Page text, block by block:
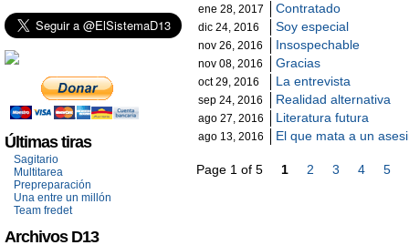
Últimas tiras
Sagitario
Multitarea
Prepreparación
Una entre un millón
Team fredet
Archivos D13
ene 28, 2017 Contratado
dic 24, 2016 Soy especial
nov 26, 2016 Insospechable
nov 08, 2016 Gracias
oct 29, 2016 La entrevista
sep 24, 2016 Realidad alternativa
ago 27, 2016 Literatura futura
ago 13, 2016 El que mata a un
Page 1 of 5 1 2 3 4 5